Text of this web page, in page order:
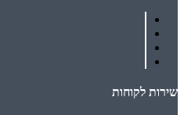
שירות לקוחות